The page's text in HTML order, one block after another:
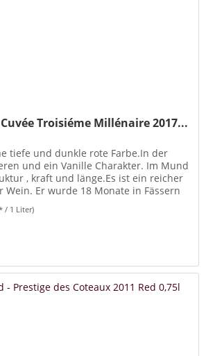
Troisiéme Millénaire 2017...
tiefe und dunkle rote Farbe.In der
und ein Vanille Charakter. Im Mund
, kraft und länge.Es ist ein reicher
Wein. Er wurde 18 Monate in Fässern
/ 1 Liter)